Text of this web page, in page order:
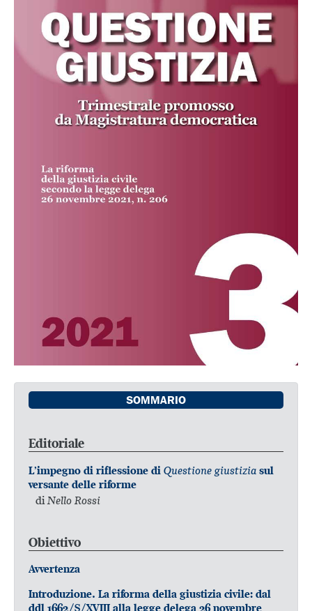
SOMMARIO
Editoriale
L’impegno di riflessione di Questione giustizia sul
versante delle riforme
di Nello Rossi
Obiettivo
Avvertenza
Introduzione. La riforma della giustizia civile: dal
ddl 1662/S/XVIII alla legge delega 26 novembre